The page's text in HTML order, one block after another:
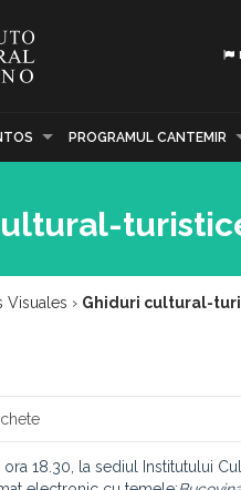
PROGRAMUL CANTEMIR
Visuales › Ghiduri cultural-
ora 18.30, la sediul Institutului